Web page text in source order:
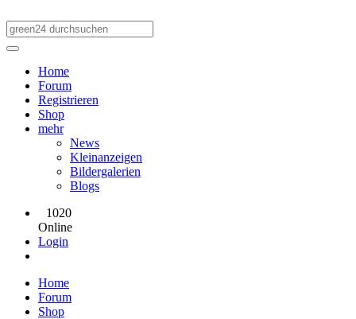
Home
Forum
Registrieren
Shop
mehr
News
Kleinanzeigen
Bildergalerien
Blogs
1020
Online
Login
Home
Forum
Shop